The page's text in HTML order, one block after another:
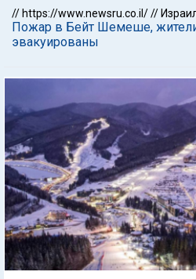
// https://www.newsru.co.il///
Пожар в Бейт Шемеше,
эвакуированы